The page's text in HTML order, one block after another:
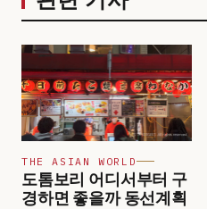
THE ASIAN WORLD
도톰보리 어디서부터 구
경하면 좋을까 동선계획